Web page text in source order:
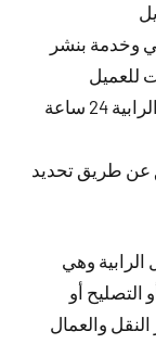
وخدمة بنشر
للعميل
نؤمن خدمة بنشر متنقل خدمة الطريق الرابية 24 ساعة
عن طريق تحديد
الرابية وهي
التصليح أو
والعمال